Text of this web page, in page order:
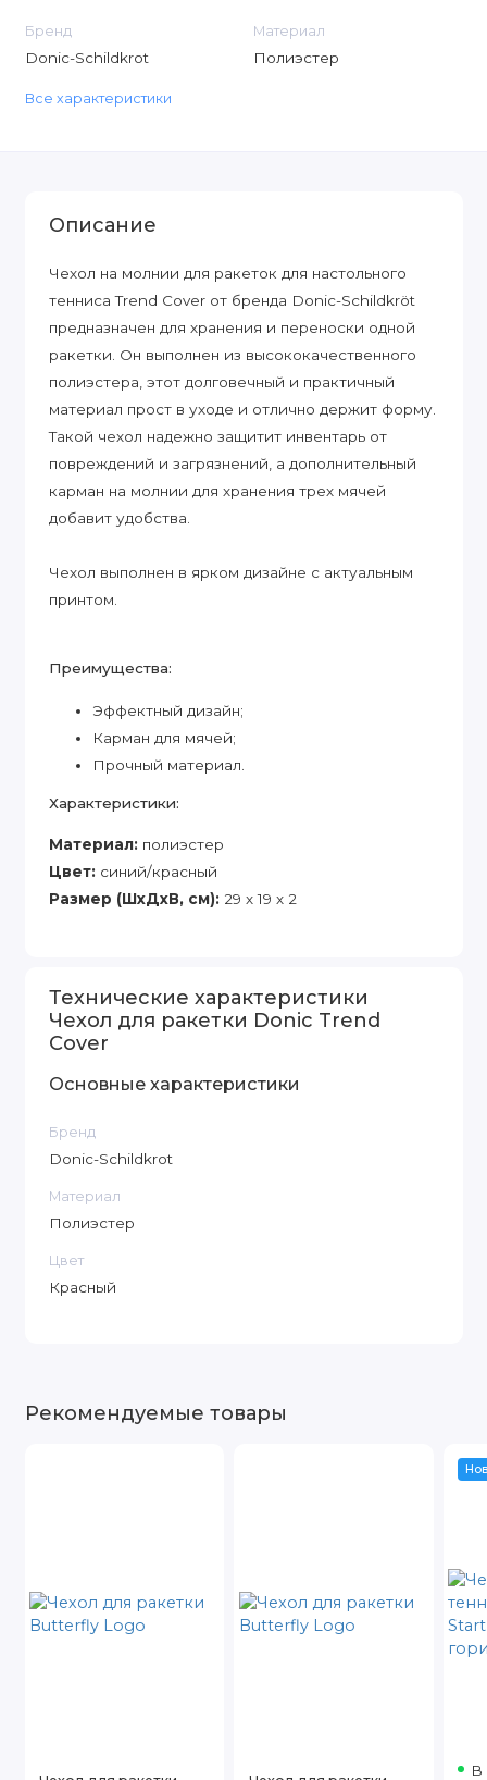
Бренд
Donic-Schildkrot
Материал
Полиэстер
Все характеристики
Описание
Чехол на молнии для ракеток для настольного
тенниса Trend Cover от бренда Donic-Schildkröt
предназначен для хранения и переноски одной
ракетки. Он выполнен из высококачественного
полиэстера, этот долговечный и практичный
материал прост в уходе и отлично держит форму.
Такой чехол надежно защитит инвентарь от
повреждений и загрязнений, а дополнительный
карман на молнии для хранения трех мячей
добавит удобства.
Чехол выполнен в ярком дизайне с актуальным
принтом.
Преимущества:
Эффектный дизайн;
Карман для мячей;
Прочный материал.
Характеристики:
Материал: полиэстер
Цвет: синий/красный
Размер (ШхДхВ, см): 29 х 19 х 2
Технические характеристики
Чехол для ракетки Donic Trend
Cover
Основные характеристики
Бренд
Donic-Schildkrot
Материал
Полиэстер
Цвет
Красный
Рекомендуемые товары
В